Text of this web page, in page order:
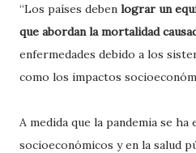
“Los países deben lograr un
que abordan la mortalidad
enfermedades debido a los
como los impactos
A medida que la pandemia se
socioeconómicos y en la salud